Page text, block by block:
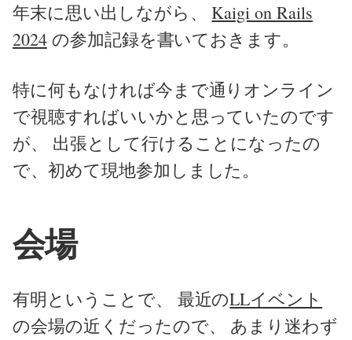
年末に思い出しながら、Kaigi on Rails
2024の参加記録を書いておきます。
特に何もなければ今まで通りオンライン
で視聴すればいいかと思っていたのです
が、 出張として行けることになったの
で、初めて現地参加しました。
会場
有明ということで、 最近のLLイベント
の会場の近くだったので、 あまり迷わず